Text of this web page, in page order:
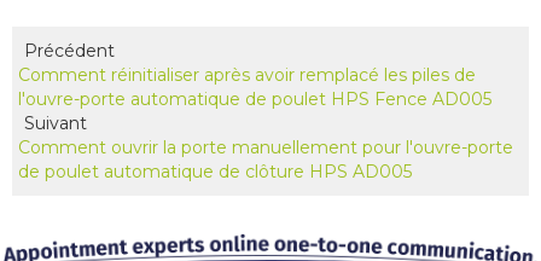
Précédent
Comment réinitialiser après avoir remplacé les piles de
l'ouvre-porte automatique de poulet HPS Fence AD005
Suivant
Comment ouvrir la porte manuellement pour l'ouvre-porte
de poulet automatique de clôture HPS AD005